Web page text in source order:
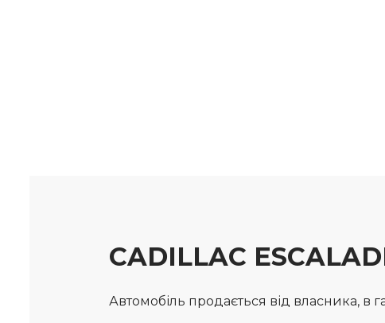
CADILLAC
Автомобіль продається від власника, в